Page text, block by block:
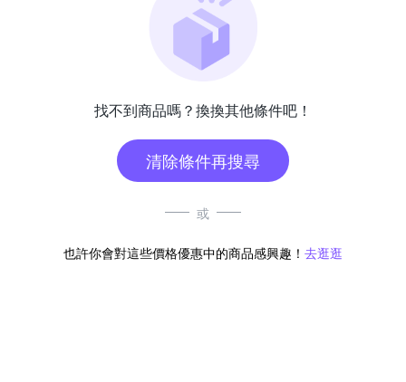
找不到商品嗎？換換其他條件吧！
清除條件再搜尋
或
也許你會對這些價格優惠中的商品感興趣！ 去逛逛